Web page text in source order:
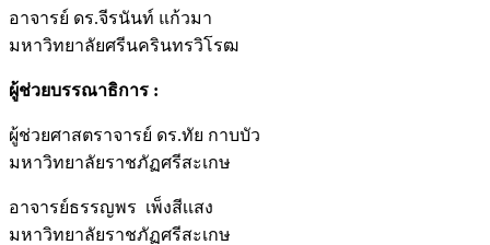
อาจารย์ ดร.จีรนันท์ แก้วมา
มหาวิทยาลัยศรีนครินทรวิโรฒ
ผู้ช่วยบรรณาธิการ :
ผู้ช่วยศาสตราจารย์ ดร.ทัย กาบบัว
มหาวิทยาลัยราชภัฏศรีสะเกษ
อาจารย์ธรรญพร เพ็งสีเเสง
มหาวิทยาลัยราชภัฏศรีสะเกษ